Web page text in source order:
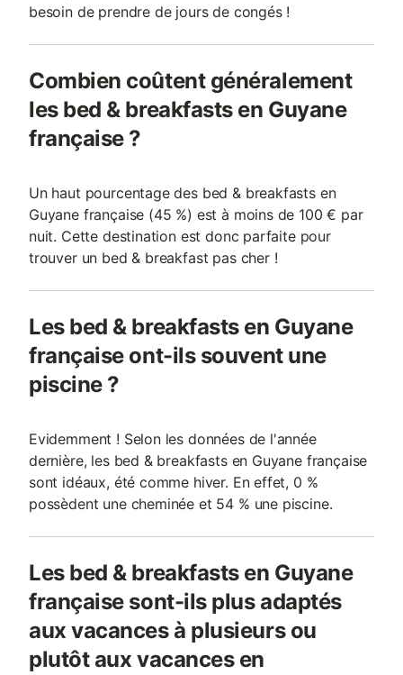
besoin de prendre de jours de congés !
Combien coûtent généralement
les bed & breakfasts en Guyane
française ?
Un haut pourcentage des bed & breakfasts en
Guyane française (45 %) est à moins de 100 € par
nuit. Cette destination est donc parfaite pour
trouver un bed & breakfast pas cher !
Les bed & breakfasts en Guyane
française ont-ils souvent une
piscine ?
Evidemment ! Selon les données de l'année
dernière, les bed & breakfasts en Guyane française
sont idéaux, été comme hiver. En effet, 0 %
possèdent une cheminée et 54 % une piscine.
Les bed & breakfasts en Guyane
française sont-ils plus adaptés
aux vacances à plusieurs ou
plutôt aux vacances en